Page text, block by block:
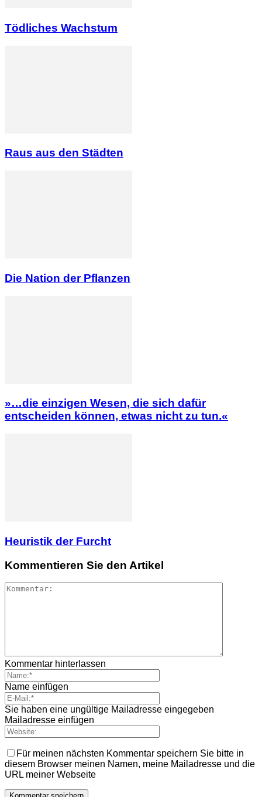
Tödliches Wachstum
Raus aus den Städten
Die Nation der Pflanzen
»…die einzigen Wesen, die sich dafür
entscheiden können, etwas nicht zu tun.«
Heuristik der Furcht
Kommentieren Sie den Artikel
Kommentar hinterlassen
Name einfügen
Sie haben eine ungültige Mailadresse eingegeben
Mailadresse einfügen
Für meinen nächsten Kommentar speichern Sie bitte in
diesem Browser meinen Namen, meine Mailadresse und die
URL meiner Webseite